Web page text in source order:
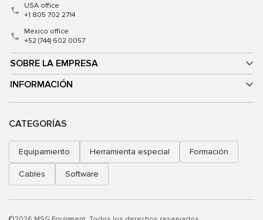
SOBRE LA EMPRESA
INFORMACIÓN
USA office
+1 805 702 2714
Mexico office
+52 (744) 602 0057
CATEGORÍAS
Equipamiento Herramienta especial Formación
Cables Software